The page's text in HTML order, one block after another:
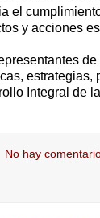
el
y acciones
estrategias,
Integral de
No hay